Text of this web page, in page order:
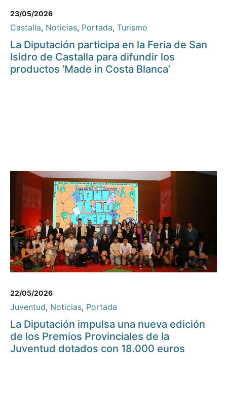
23/05/2026
Castalla, Noticias, Portada, Turismo
La Diputación participa en la Feria de San
Isidro de Castalla para difundir los
productos ‘Made in Costa Blanca’
22/05/2026
Juventud, Noticias, Portada
La Diputación impulsa una nueva edición
de los Premios Provinciales de la
Juventud dotados con 18.000 euros